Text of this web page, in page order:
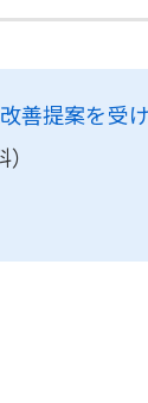
善提案を受